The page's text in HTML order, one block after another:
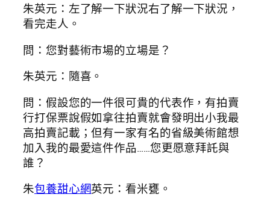
朱英元：左了解一下狀況右了解一下狀況，
看完走人。
問：您對藝術市場的立場是？
朱英元：隨喜。
問：假設您的一件很可貴的代表作，有拍賣
行打保票說假如拿往拍賣就會發明出小我最
高拍賣記載；但有一家有名的省級美術館想
加入我的最愛這件作品……您更愿意拜託與
誰？
朱包養甜心網英元：看米甕。